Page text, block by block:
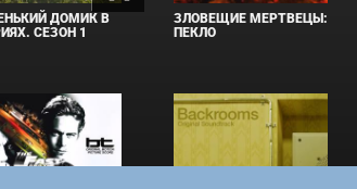
ДОМИК В
СЕЗОН 1
ЗЛОВЕЩИЕ МЕРТВЕЦЫ:
ПЕКЛО